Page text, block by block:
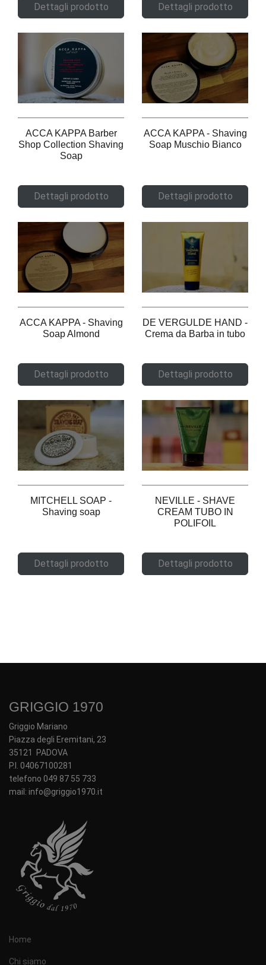
Dettagli prodotto Dettagli prodotto
ACCA KAPPA Barber
Shop Collection Shaving
Soap
Dettagli prodotto
ACCA KAPPA - Shaving
Soap Muschio Bianco
Dettagli prodotto
ACCA KAPPA - Shaving
Soap Almond
Dettagli prodotto
DE VERGULDE HAND -
Crema da Barba in tubo
Dettagli prodotto
MITCHELL SOAP -
Shaving soap
Dettagli prodotto
NEVILLE - SHAVE
CREAM TUBO IN
POLIFOIL
Dettagli prodotto
GRIGGIO 1970
Griggio Mariano
Piazza degli Eremitani, 23
35121 PADOVA
P.I. 04067100281
telefono 049 87 55 733
mail: info@griggio1970.it
Home
Chi siamo